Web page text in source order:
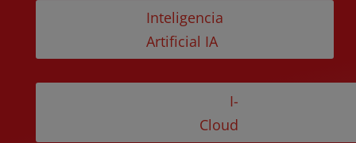
Inteligencia
Artificial IA
I-
Cloud